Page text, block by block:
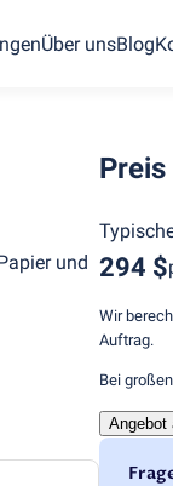
Über unsBlog
und
Preis
294 $
Wir
Auftrag.
Bei
Angebot